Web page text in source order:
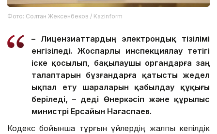
Фото: Солтан Жексенбеков / Kazinform
– Лицензиаттардың электрондық тізілімі
енгізіледі. Жоспарлы инспекциялау тетігі
іске қосылып, бақылаушы органдарға заң
талаптарын бұзғандарға қатысты жедел
ықпал ету шараларын қабылдау құқығы
беріледі, – деді Өнеркәсіп және құрылыс
министрі Ерсайын Нағаспаев.
Кодекс бойынша тұрғын үйлердің жалпы кепілдік